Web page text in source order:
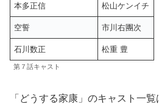
本多正信 松山ケンイチ
空誓 市川右團次
石川数正 松重 豊
第７話キャスト
「どうする家康」のキャスト一